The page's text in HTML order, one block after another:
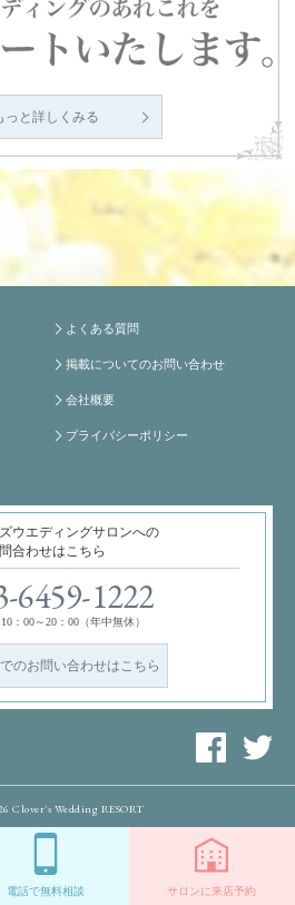
っと詳しくみる
よくある質問
掲載についてのお問い合わせ
会社概要
プライバシーポリシー
ウエディングサロンへの
合わせはこちら
6459-1222
：00～20：00（年中無休）
のお問い合わせはこちら
Clover's Wedding RESORT
電話で無料相談 サロンに来店予約